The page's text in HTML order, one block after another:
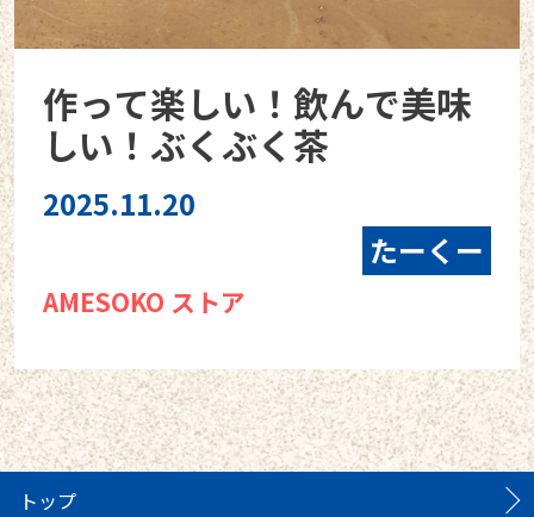
作って楽しい！飲んで美味
しい！ぶくぶく茶
2025.11.20
たーくー
AMESOKO ストア
トップ